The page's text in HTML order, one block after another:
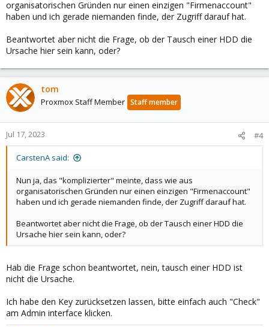
organisatorischen Gründen nur einen einzigen "Firmenaccount"
haben und ich gerade niemanden finde, der Zugriff darauf hat.
Beantwortet aber nicht die Frage, ob der Tausch einer HDD die
Ursache hier sein kann, oder?
tom
Proxmox Staff Member Staff member
Jul 17, 2023 #4
CarstenA said:
Nun ja, das "komplizierter" meinte, dass wie aus
organisatorischen Gründen nur einen einzigen "Firmenaccount"
haben und ich gerade niemanden finde, der Zugriff darauf hat.
Beantwortet aber nicht die Frage, ob der Tausch einer HDD die
Ursache hier sein kann, oder?
Hab die Frage schon beantwortet, nein, tausch einer HDD ist
nicht die Ursache.
Ich habe den Key zurücksetzen lassen, bitte einfach auch "Check"
am Admin interface klicken.